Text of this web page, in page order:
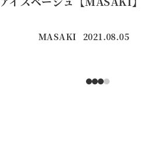
MASAKI 投稿日
2021.08.05